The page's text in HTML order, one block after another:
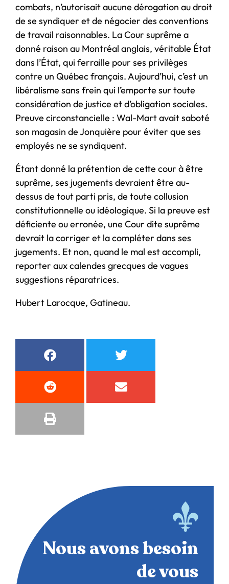
combats, n’autorisait aucune dérogation au droit
de se syndiquer et de négocier des conventions
de travail raisonnables. La Cour suprême a
donné raison au Montréal anglais, véritable État
dans l’État, qui ferraille pour ses privilèges
contre un Québec français. Aujourd’hui, c’est un
libéralisme sans frein qui l’emporte sur toute
considération de justice et d’obligation sociales.
Preuve circonstancielle : Wal-Mart avait saboté
son magasin de Jonquière pour éviter que ses
employés ne se syndiquent.
Étant donné la prétention de cette cour à être
suprême, ses jugements devraient être au-
dessus de tout parti pris, de toute collusion
constitutionnelle ou idéologique. Si la preuve est
déficiente ou erronée, une Cour dite suprême
devrait la corriger et la compléter dans ses
jugements. Et non, quand le mal est accompli,
reporter aux calendes grecques de vagues
suggestions réparatrices.
Hubert Larocque, Gatineau.
Nous avons besoin
de vous